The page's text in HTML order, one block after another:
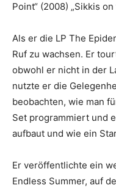
Point“ (2008) „Sikkis
Als er die LP The
Ruf zu wachsen. Er
obwohl er nicht in der
nutzte er die
beobachten, wie man
Set programmiert und
aufbaut und wie ein
Er veröffentlichte ein
Endless Summer, auf